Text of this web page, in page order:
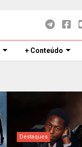
+ Conteúdo
Destaques